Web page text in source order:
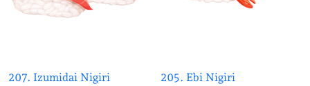
207. Izumidai Nigiri 205. Ebi Nigiri